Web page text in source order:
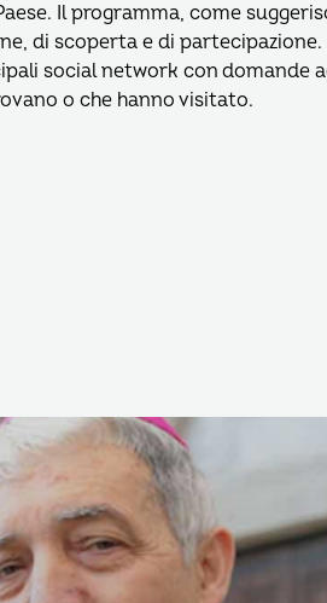
Il programma, come
di scoperta e di partecipazione.
social network con domande
o che hanno visitato.